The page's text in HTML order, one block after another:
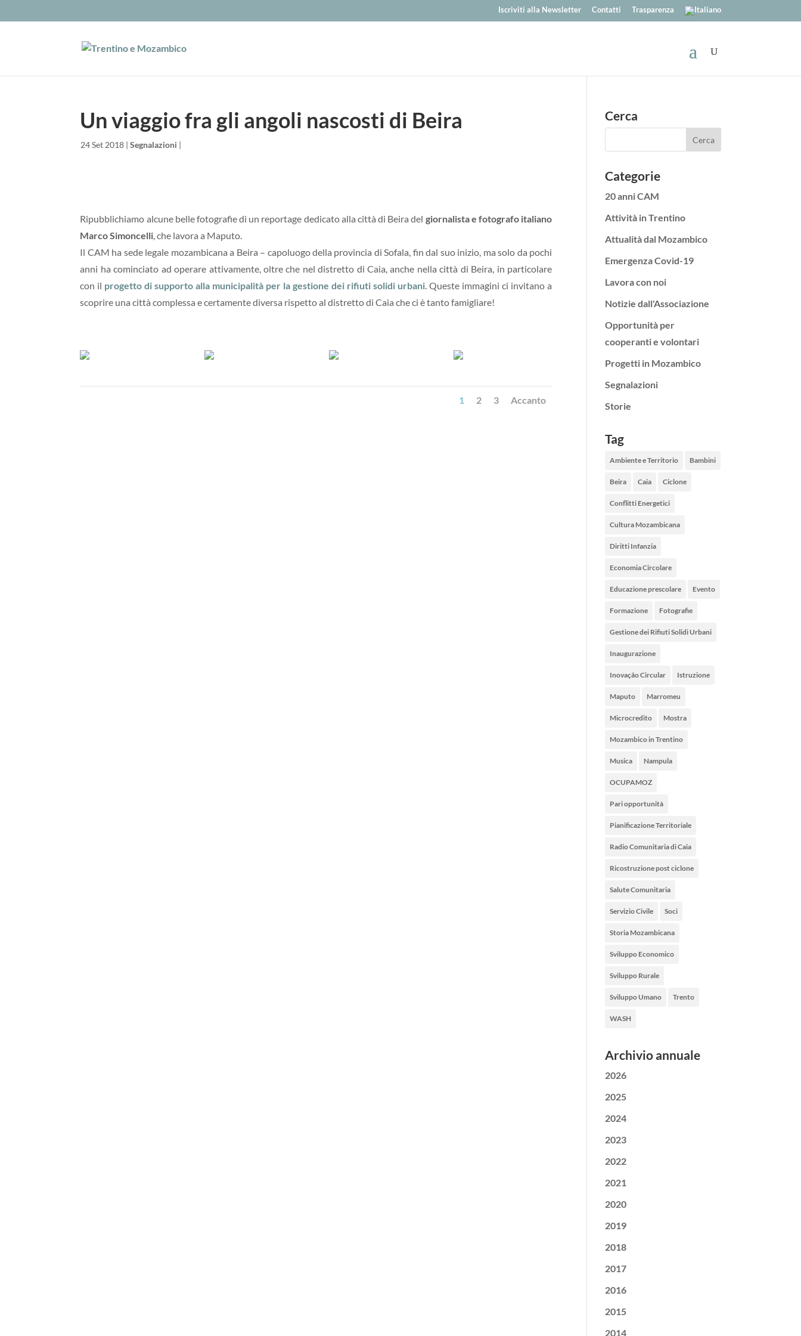
Iscriviti alla Newsletter Contatti Trasparenza
Un viaggio fra gli angoli nascosti di Beira
24 Set 2018 |Segnalazioni |
Ripubblichiamo alcune belle fotografie di un reportage dedicato alla città di Beira del giornalista e fotografo italiano
Marco Simoncelli, che lavora a Maputo.
Il CAM ha sede legale mozambicana a Beira – capoluogo della provincia di Sofala, fin dal suo inizio, ma solo da pochi
anni ha cominciato ad operare attivamente, oltre che nel distretto di Caia, anche nella città di Beira, in particolare
con il progetto di supporto alla municipalità per la gestione dei rifiuti solidi urbani. Queste immagini ci invitano a
scoprire una città complessa e certamente diversa rispetto al distretto di Caia che ci è tanto famigliare!
1 2 3 Accanto
Cerca
Categorie
20 anni CAM
Attività in Trentino
Attualità dal Mozambico
Emergenza Covid-19
Lavora con noi
Notizie dall'Associazione
Opportunità per
cooperanti e volontari
Progetti in Mozambico
Segnalazioni
Storie
Tag
Ambiente e Territorio Bambini
Beira Caia Ciclone
Conflitti Energetici
Cultura Mozambicana
Diritti Infanzia
Economia Circolare
Educazione prescolare Evento
Formazione Fotografie
Gestione dei Rifiuti Solidi Urbani
Inaugurazione
Inovação Circular Istruzione
Maputo Marromeu
Microcredito Mostra
Mozambico in Trentino
Musica Nampula
OCUPAMOZ
Pari opportunità
Pianificazione Territoriale
Radio Comunitaria di Caia
Ricostruzione post ciclone
Salute Comunitaria
Servizio Civile Soci
Storia Mozambicana
Sviluppo Economico
Sviluppo Rurale
Sviluppo Umano Trento
WASH
Archivio annuale
2026
2025
2024
2023
2022
2021
2020
2019
2018
2017
2016
2015
2014